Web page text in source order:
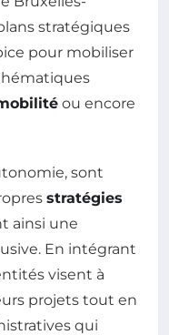
stratégiques
pour mobiliser
ou encore
sont
stratégies
ainsi une
En intégrant
visent à
projets tout en
qui